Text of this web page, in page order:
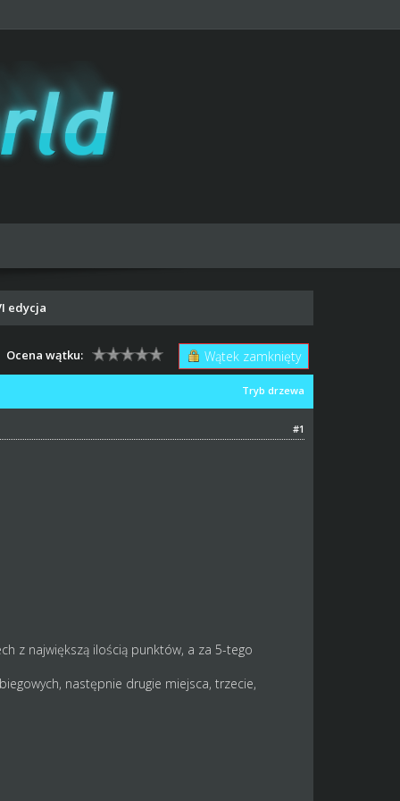
edycja
Wątek zamknięty
Ocena wątku:
Tryb drzewa
#1
z największą ilością punktów, a za 5-tego
następnie drugie miejsca, trzecie,